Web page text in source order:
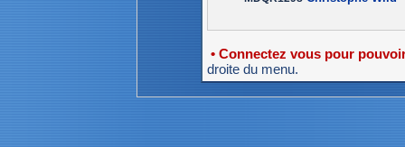
• Connectez vous pour
droite du menu.